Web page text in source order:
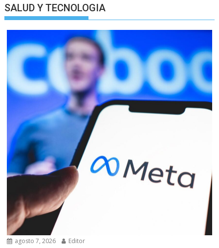
SALUD Y TECNOLOGIA
agosto 7, 2026 Editor